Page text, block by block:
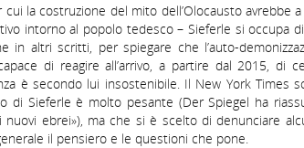
la costruzione del mito dell’Olocausto avrebbe
intorno al popolo tedesco – Sieferle si occupa di
in altri scritti, per spiegare che l’auto-
di reagire all’arrivo, a partire dal 2015, di
è secondo lui insostenibile. Il New York Times
di Sieferle è molto pesante (Der Spiegel ha
ebrei»), ma che si è scelto di denunciare
il pensiero e le questioni che pone.